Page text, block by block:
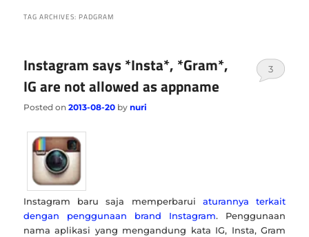
TAG ARCHIVES:PADGRAM
Instagram says *Insta*, *Gram*,
IG are not allowed as appname
Posted on2013-08-20 bynuri
3
Instagram baru saja memperbarui aturannya terkait
dengan penggunaan brand Instagram. Penggunaan
nama aplikasi yang mengandung kata IG, Insta, Gram